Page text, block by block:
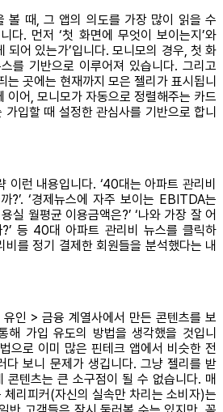
볼 때, 그 앱의 의도를 가장 많이 읽을 수
다. 먼저 ‘첫 화면에 무엇이 보이는지’와
되어 있는가’입니다. 모니모의 경우, 첫 화
를 기반으로 이루어져 있습니다. 그리고
는 곳에는 현재까지 모은 젤리가 표시됩니
이어, 모니모가 자동으로 정렬해주는 카드
입할 때 설정한 관심사를 기반으로 합니
이런 내용입니다. ‘40대는 아파트 관리비
?’. ‘경제뉴스에 자주 보이는 EBITDA는
실 월평균 이용금액은?’ ‘나와 가장 잘 어
등 40대 아파트 관리비 뉴스를 클릭하
비를 정기 결제한 회원들을 분석했다는 내
인 > 금융 계열사에서 만든 콘텐츠를 보
해 가입 유도의 방법을 생각했을 것입니
으로 이미 많은 핀테크 앱에서 비슷한 전
다 보니 문제가 생깁니다. 그냥 젤리를 받
콘텐츠는 큰 소구점이 될 수 없습니다. 매
체리피커(자신의 실속만 차리는 소비자)는